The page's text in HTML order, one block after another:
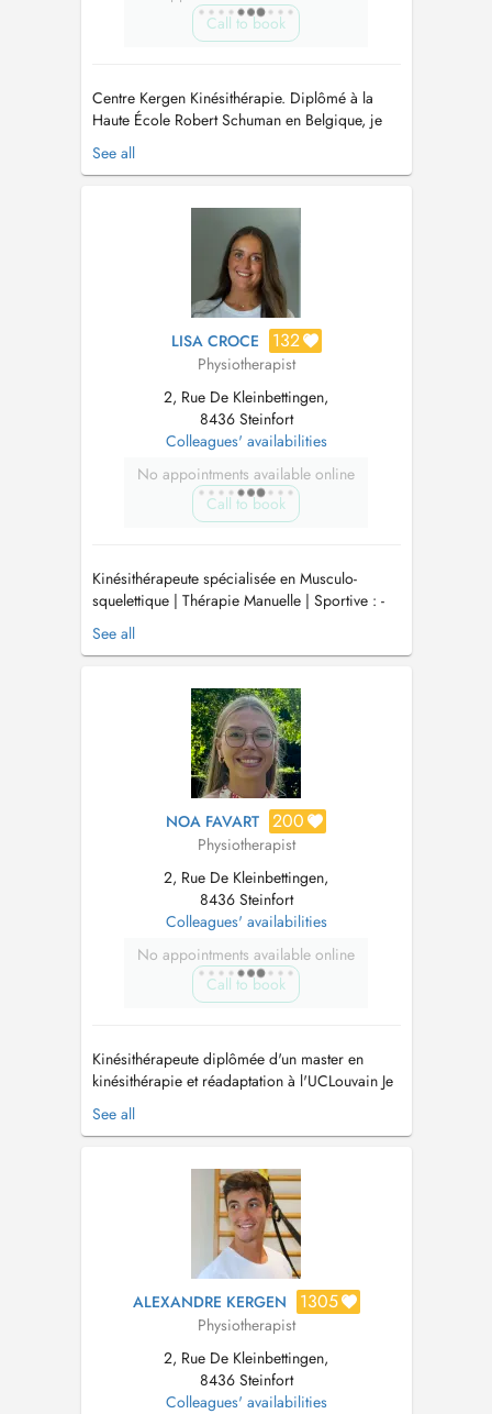
Call to book
Centre Kergen Kinésithérapie. Diplômé à la
Haute École Robert Schuman en Belgique, je
propose au cabinet ou à domicile de la
kinésithérapie générale (douleur au dos,
spécifiques (drainage lymphatique, problèmes
respiratoires) mais également de la thérapie
See all
LISA CROCE 132
Physiotherapist
2, Rue De Kleinbettingen,
8436 Steinfort
Colleagues' availabilities
No appointments available online
Call to book
Kinésithérapeute spécialisée en Musculo-
squelettique | Thérapie Manuelle | Sportive : -
Thérapeute manuelle (agréée International
Federation of Orthopaedic Manipulative
sportive (AXA League Handball), (BGL Ligue
football), (FLF) - Visites à domicile ...
See all
NOA FAVART 200
Physiotherapist
2, Rue De Kleinbettingen,
8436 Steinfort
Colleagues' availabilities
No appointments available online
Call to book
Kinésithérapeute diplômée d'un master en
kinésithérapie et réadaptation à l'UCLouvain Je
prends en charge : - Pathologies sportives -
Lésions orthopédiques (simples et complexes) -
neurologiques - Douleurs de la colonne
(cervicales, dorsales, lombaire...
See all
ALEXANDRE KERGEN 1305
Physiotherapist
2, Rue De Kleinbettingen,
8436 Steinfort
Colleagues' availabilities